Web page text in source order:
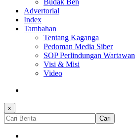
Budak Ben
Advertorial
Index
Tambahan
Tentang Kaganga
Pedoman Media Siber
SOP Perlindungan Wartawan
Visi & Misi
Video
x
Cari